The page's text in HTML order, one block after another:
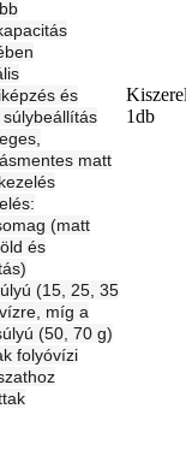
és
matt
(matt
és
(15, 25, 35
míg a
(50, 70 g)
folyóvízi
1db